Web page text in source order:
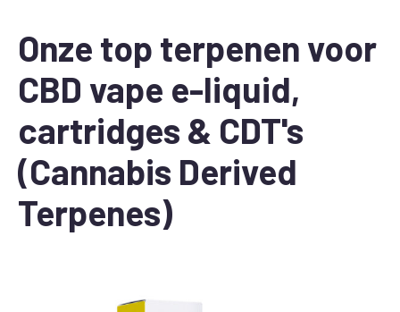
Onze top terpenen voor
CBD vape e-liquid,
cartridges & CDT's
(Cannabis Derived
Terpenes)